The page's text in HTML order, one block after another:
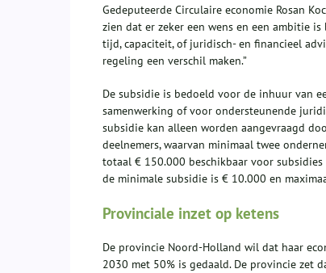
Gedeputeerde Circulaire economie Rosan
zien dat er zeker een wens en een ambitie
tijd, capaciteit, of juridisch- en financieel
regeling een verschil maken.”
De subsidie is bedoeld voor de inhuur van
samenwerking of voor ondersteunende
subsidie kan alleen worden aangevraagd
deelnemers, waarvan minimaal twee
totaal € 150.000 beschikbaar voor
de minimale subsidie is € 10.000 en
Provinciale inzet op ketens
De provincie Noord-Holland wil dat haar
2030 met 50% is gedaald. De provincie zet